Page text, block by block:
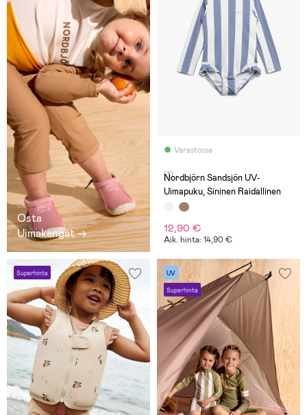
Osta
Uimakengät →
Varastossa
(1)
Nordbjörn Sandsjön UV-
Uimapuku, Sininen Raidallinen
12,90 €
Aik. hinta: 14,90 €
Superhinta UV
Superhinta